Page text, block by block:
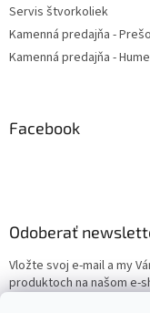
Servis štvorkoliek
Kamenná predajňa -
Kamenná predajňa -
Facebook
Odoberať
Vložte svoj e-mail a my
produktoch na našom e-